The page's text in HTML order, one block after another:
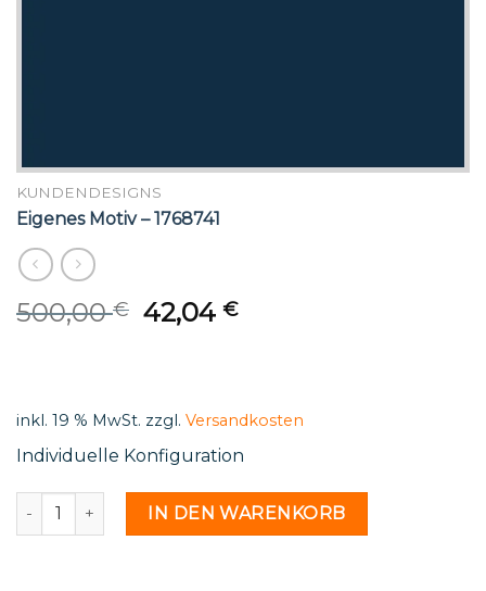
KUNDENDESIGNS
Eigenes Motiv – 1768741
500,00€ Original
42,04€Current
inkl. 19 % MwSt. zzgl. Versandkosten
Individuelle Konfiguration
Eigenes Motiv - 1768741 Menge
IN DEN WARENKORB